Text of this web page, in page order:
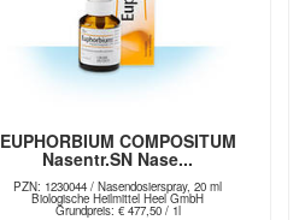
EUPHORBIUM COMPOSITUM
Nasentr.SN Nase...
PZN: 1230044 / Nasendosierspray, 20 ml
Biologische Heilmittel Heel GmbH
Grundpreis: € 477,50 / 1l